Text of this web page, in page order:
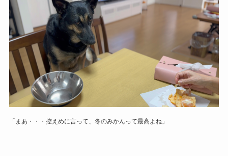
「まあ・・・控えめに言って、冬のみかんって最高よね」